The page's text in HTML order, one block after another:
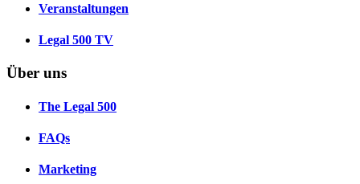
Veranstaltungen
Legal 500 TV
Über uns
The Legal 500
FAQs
Marketing